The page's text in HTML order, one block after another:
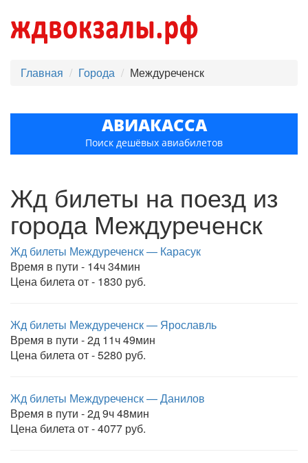
Главная Города Междуреченск
АВИАКАССА
Поиск дешёвых авиабилетов
Жд билеты на поезд из
города Междуреченск
Жд билеты Междуреченск — Карасук
Время в пути - 14ч 34мин
Цена билета от - 1830 руб.
Жд билеты Междуреченск — Ярославль
Время в пути - 2д 11ч 49мин
Цена билета от - 5280 руб.
Жд билеты Междуреченск — Данилов
Время в пути - 2д 9ч 48мин
Цена билета от - 4077 руб.